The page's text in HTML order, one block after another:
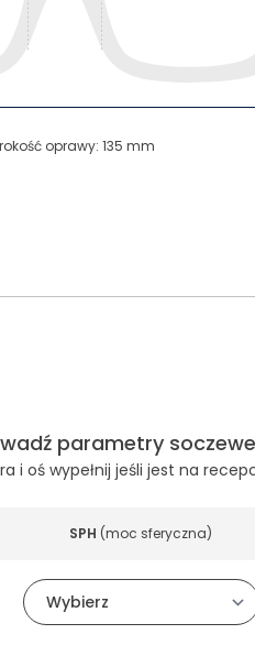
oprawy: 135 mm
parametry
i oś wypełnij jeśli jest na
SPH (moc sferyczna)